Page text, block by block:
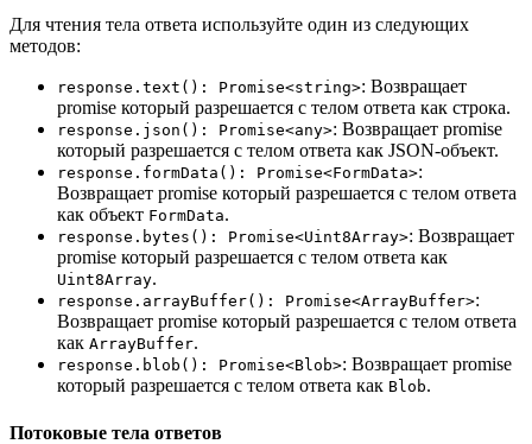
Для чтения тела ответа используйте один из следующих
методов:
response.text(): Promise<string>: Возвращает
promise который разрешается с телом ответа как строка.
response.json(): Promise<any>: Возвращает promise
который разрешается с телом ответа как JSON-объект.
response.formData(): Promise<FormData>:
Возвращает promise который разрешается с телом ответа
как объект FormData.
response.bytes(): Promise<Uint8Array>: Возвращает
promise который разрешается с телом ответа как
Uint8Array.
response.arrayBuffer(): Promise<ArrayBuffer>:
Возвращает promise который разрешается с телом ответа
как ArrayBuffer.
response.blob(): Promise<Blob>: Возвращает promise
который разрешается с телом ответа как Blob.
Потоковые тела ответов